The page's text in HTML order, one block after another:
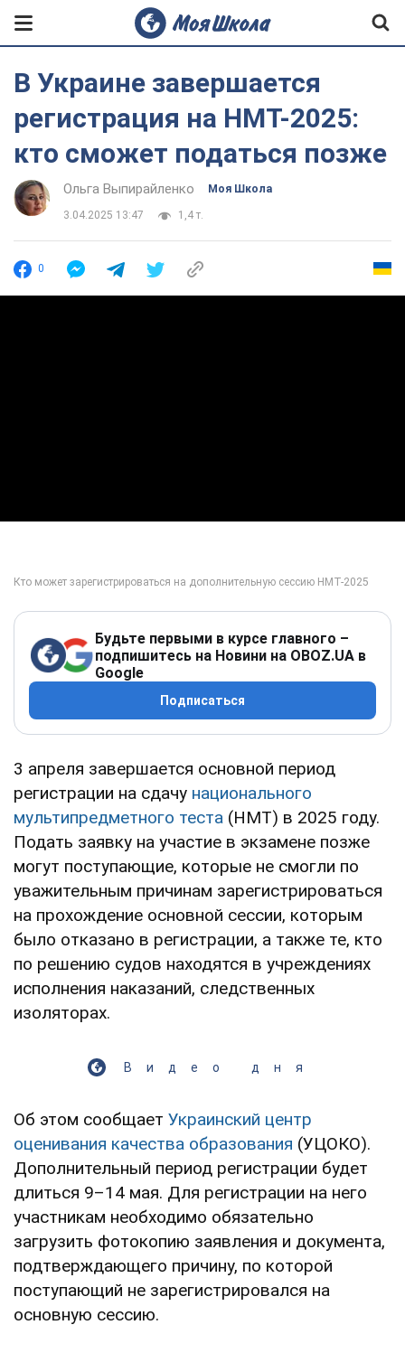
В Украине завершается
регистрация на НМТ-2025:
кто сможет податься позже
Ольга Выпирайленко Моя Школа
3.04.2025 13:47 1,4 т.
0
Будьте первыми в курсе главного –
подпишитесь на Новини на OBOZ.UA в
Google
Подписаться
3 апреля завершается основной период
регистрации на сдачу национального
мультипредметного теста (НМТ) в 2025 году.
Подать заявку на участие в экзамене позже
могут поступающие, которые не смогли по
уважительным причинам зарегистрироваться
на прохождение основной сессии, которым
было отказано в регистрации, а также те, кто
по решению судов находятся в учреждениях
исполнения наказаний, следственных
изоляторах.
Видео дня
Об этом сообщает Украинский центр
оценивания качества образования (УЦОКО).
Дополнительный период регистрации будет
длиться 9–14 мая. Для регистрации на него
участникам необходимо обязательно
загрузить фотокопию заявления и документа,
подтверждающего причину, по которой
поступающий не зарегистрировался на
основную сессию.